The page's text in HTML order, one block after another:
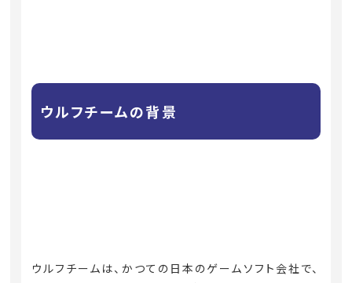
ウルフチームの背景
ウルフチームは、かつての日本のゲームソフト会社で、